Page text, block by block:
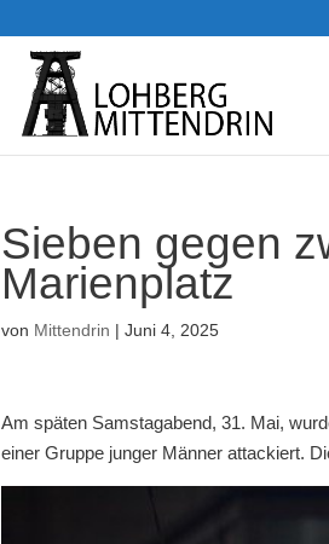
Sieben gegen
Marienplatz
von Mittendrin | Juni 4, 2025
Am späten Samstagabend, 31. Mai,
einer Gruppe junger Männer attackiert.